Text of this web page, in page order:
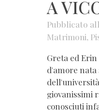
A
Pubblicato
Matrimoni,
Greta ed
d'amore nata
giovanissimi
conosciuti